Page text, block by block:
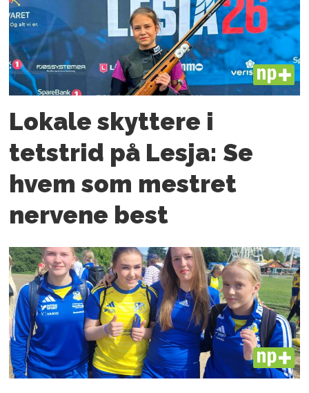
PLUS
Lokale skyttere i
tetstrid på Lesja: Se
hvem som mestret
nervene best
PLUS